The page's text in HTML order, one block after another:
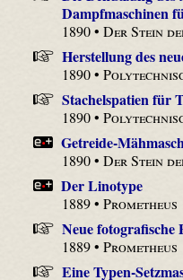
Dampfmaschinen
1890 •Der Stein
Herstellung des
1890 •
Stachelspatien für
1890 •
Getreide-
1890 •Der Stein
Der Linotype
1889 •Prometheus
Neue fotografische
1889 •Prometheus
Eine Typen-